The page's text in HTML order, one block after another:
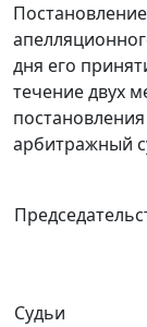
дня его
течение двух
арбитражный
Судьи